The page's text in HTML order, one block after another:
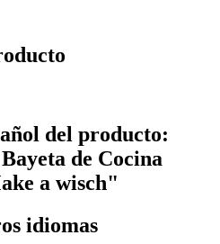
del producto:
de Cocina
a wisch"
idiomas